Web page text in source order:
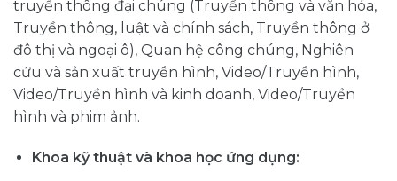
truyền thông đại chúng (Truyền thông và văn hóa,
Truyền thông, luật và chính sách, Truyền thông ở
đô thị và ngoại ô), Quan hệ công chúng, Nghiên
cứu và sản xuất truyền hình, Video/Truyền hình,
Video/Truyền hình và kinh doanh, Video/Truyền
hình và phim ảnh.
Khoa kỹ thuật và khoa học ứng dụng: